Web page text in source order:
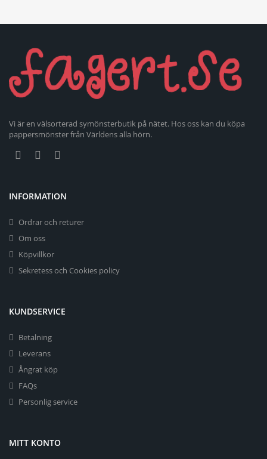
Vi är en välsorterad symönsterbutik på nätet. Hos oss kan du köpa
pappersmönster från Världens alla hörn.
INFORMATION
Ordrar och returer
Om oss
Köpvillkor
Sekretess och Cookies policy
KUNDSERVICE
Betalning
Leverans
Ångrat köp
FAQs
Personlig service
MITT KONTO